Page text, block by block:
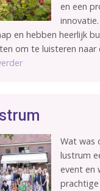
en een
en hebben heerlijk
om te luisteren naar
Wat was
lustrum
event en